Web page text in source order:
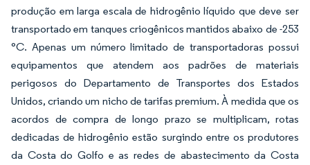
produção em larga escala de hidrogênio líquido que deve ser
transportado em tanques criogênicos mantidos abaixo de -253
°C. Apenas um número limitado de transportadoras possui
equipamentos que atendem aos padrões de materiais
perigosos do Departamento de Transportes dos Estados
Unidos, criando um nicho de tarifas premium. À medida que os
acordos de compra de longo prazo se multiplicam, rotas
dedicadas de hidrogênio estão surgindo entre os produtores
da Costa do Golfo e as redes de abastecimento da Costa